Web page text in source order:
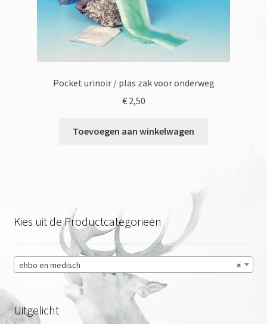
Pocket urinoir / plas zak voor onderweg
€2,50
Toevoegen aan winkelwagen
Kies uit de Productcategorieën
×
ehbo en medisch
Uitgelicht